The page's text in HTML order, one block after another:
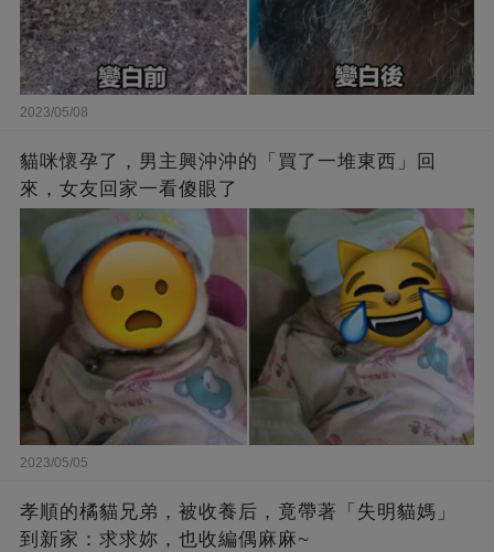
2023/05/08
貓咪懷孕了，男主興沖沖的「買了一堆東西」回
來，女友回家一看傻眼了
2023/05/05
孝順的橘貓兄弟，被收養后，竟帶著「失明貓媽」
到新家：求求妳，也收編偶麻麻~